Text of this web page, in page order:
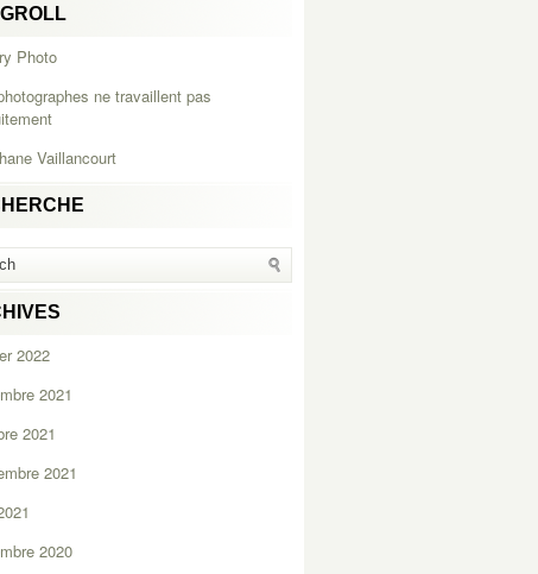
Photo
ne travaillent pas
Vaillancourt
2022
2021
2021
2021
2020